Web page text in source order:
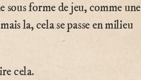
sous forme de jeu, comme une
la, cela se passe en milieu
cela.